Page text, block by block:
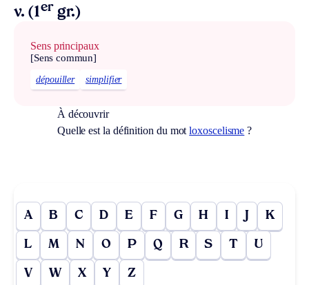
v. (1er gr.)
Sens principaux
[Sens commun]
dépouiller simplifier
À découvrir
Quelle est la définition du motloxoscelisme ?
A B C D E F G H I J K
L M N O P Q R S T U
V W X Y Z